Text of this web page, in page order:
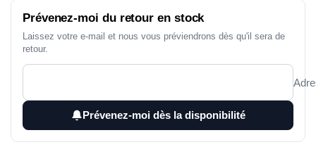
Prévenez-moi du retour en stock
Laissez votre e-mail et nous vous préviendrons dès qu'il sera de
retour.
Prévenez-moi dès la disponibilité